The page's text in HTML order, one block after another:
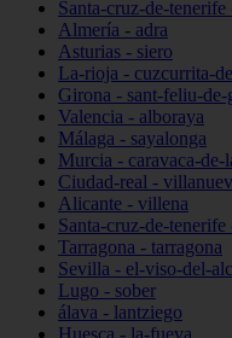
Santa-cruz-de-
Almería - adra
Asturias - siero
La-rioja - cuzcurrita-
Girona - sant-feliu-
Valencia - alboraya
Málaga - sayalonga
Murcia - caravaca-de-
Ciudad-real -
Alicante - villena
Santa-cruz-de-
Tarragona - tarragona
Sevilla - el-viso-del-
Lugo - sober
álava - lantziego
Huesca - la-fueva